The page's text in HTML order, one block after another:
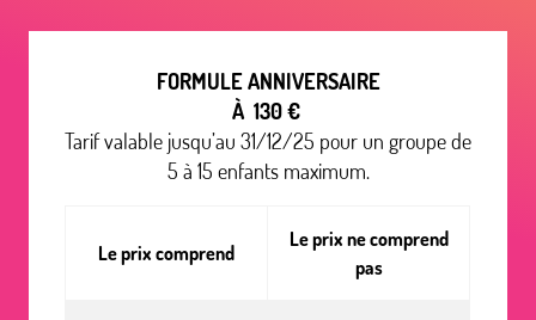
FORMULE ANNIVERSAIRE
À 130 €
Tarif valable jusqu’au 31/12/25 pour un groupe de
5 à 15 enfants maximum.
Le prix comprend
Le prix ne comprend
pas